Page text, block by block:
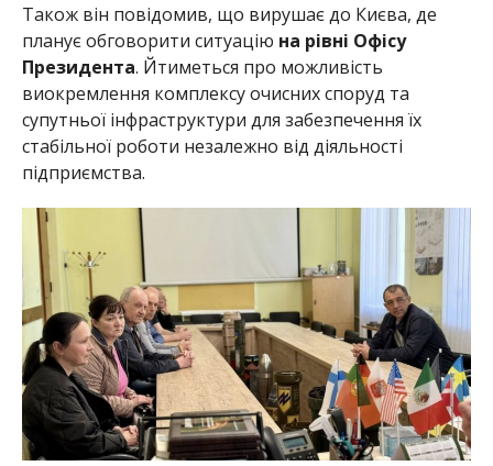
Також він повідомив, що вирушає до Києва, де
планує обговорити ситуацію на рівні Офісу
Президента. Йтиметься про можливість
виокремлення комплексу очисних споруд та
супутньої інфраструктури для забезпечення їх
стабільної роботи незалежно від діяльності
підприємства.